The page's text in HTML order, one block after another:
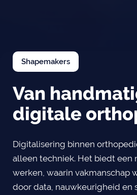
Shapemakers
Van
digitale
Digitalisering binnen
alleen techniek. Het biedt een
werken, waarin vakmanschap
door data, nauwkeurigheid en